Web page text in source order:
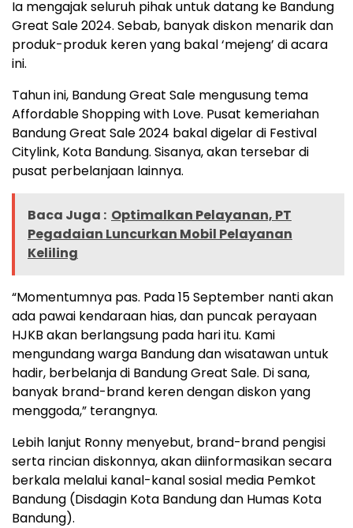
Ia mengajak seluruh pihak untuk datang ke Bandung
Great Sale 2024. Sebab, banyak diskon menarik dan
produk-produk keren yang bakal ‘mejeng’ di acara
ini.
Tahun ini, Bandung Great Sale mengusung tema
Affordable Shopping with Love. Pusat kemeriahan
Bandung Great Sale 2024 bakal digelar di Festival
Citylink, Kota Bandung. Sisanya, akan tersebar di
pusat perbelanjaan lainnya.
Baca Juga : Optimalkan Pelayanan, PT
Pegadaian Luncurkan Mobil Pelayanan
Keliling
“Momentumnya pas. Pada 15 September nanti akan
ada pawai kendaraan hias, dan puncak perayaan
HJKB akan berlangsung pada hari itu. Kami
mengundang warga Bandung dan wisatawan untuk
hadir, berbelanja di Bandung Great Sale. Di sana,
banyak brand-brand keren dengan diskon yang
menggoda,” terangnya.
Lebih lanjut Ronny menyebut, brand-brand pengisi
serta rincian diskonnya, akan diinformasikan secara
berkala melalui kanal-kanal sosial media Pemkot
Bandung (Disdagin Kota Bandung dan Humas Kota
Bandung).